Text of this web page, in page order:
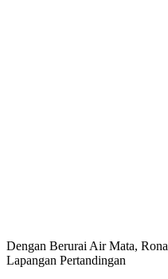
Dengan Berurai Air Mata,
Lapangan Pertandingan